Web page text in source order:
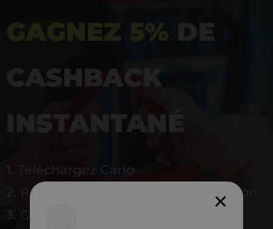
GAGNEZ 5% DE
CASHBACK
INSTANTANÉ
1. Téléchargez Carlo
2. Payez en magasin avec l’application
3. Gagnez instantanément 5 % à